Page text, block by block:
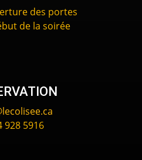
des portes
de la soirée
928 5916